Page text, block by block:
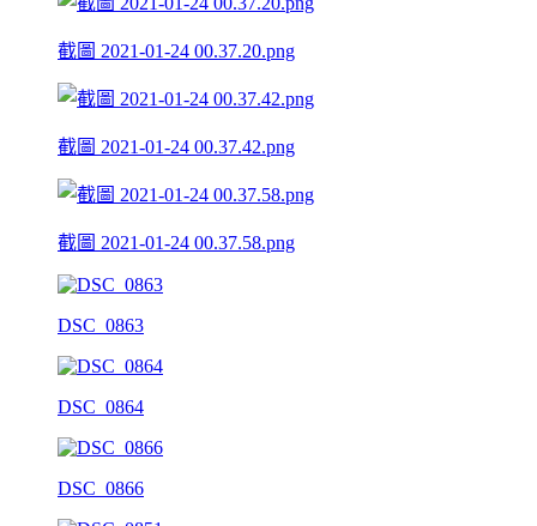
截圖 2021-01-24 00.37.20.png
截圖 2021-01-24 00.37.42.png
截圖 2021-01-24 00.37.58.png
DSC_0863
DSC_0864
DSC_0866